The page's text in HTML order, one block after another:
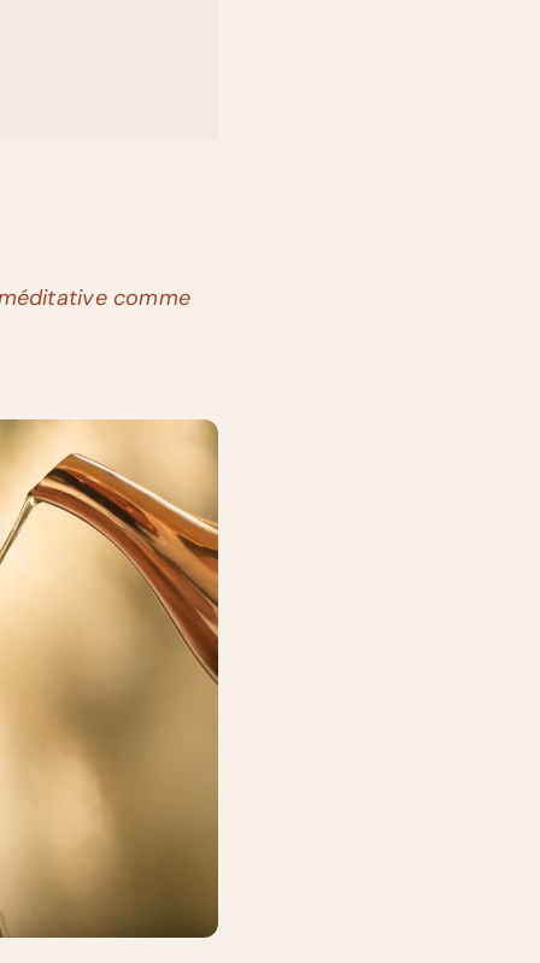
comme